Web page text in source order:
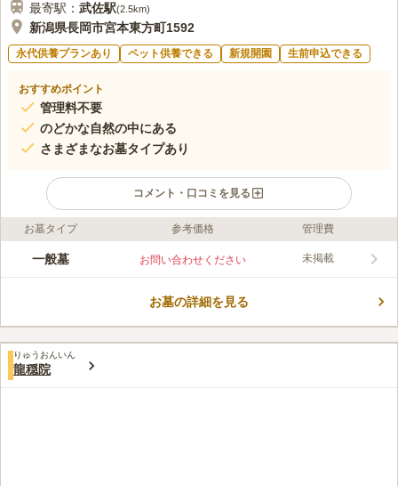
最寄駅： 武佐駅(2.5km)
新潟県長岡市宮本東方町1592
永代供養プランあり ペット供養できる 新規開園 生前申込できる
おすすめポイント
管理料不要
のどかな自然の中にある
さまざまなお墓タイプあり
コメント・口コミを見る
ライフドット編集部のコメント
約500年の歴史を持つ、長福寺の境内にある樹木葬墓地です。長
ます。境内には一般墓、永代供養墓、樹木葬があり、樹木葬はペ
い衝撃体制を持つ「ハニカム構造」が採用され、地震から大切な
遺骨を守ります。
口コミ評価
この霊園はまだ誰からも評価されていません。
お墓タイプ 参考価格 管理費
一般墓 お問い合わせください 未掲載
お墓の詳細を見る
りゅうおんいん
龍穏院